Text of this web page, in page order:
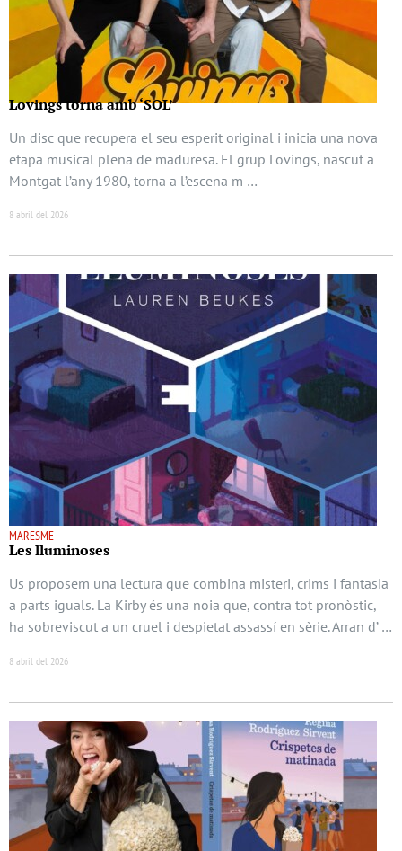
Lovings torna amb ‘SOL’
Un disc que recupera el seu esperit original i inicia una nova
etapa musical plena de maduresa. El grup Lovings, nascut a
Montgat l’any 1980, torna a l’escena m …
8 abril del 2026
MARESME
Les lluminoses
Us proposem una lectura que combina misteri, crims i fantasia
a parts iguals. La Kirby és una noia que, contra tot pronòstic,
ha sobreviscut a un cruel i despietat assassí en sèrie. Arran d’ …
8 abril del 2026